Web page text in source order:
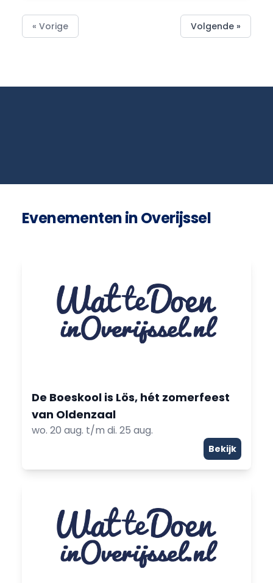
« Vorige Volgende »
Evenementen in Overijssel
De Boeskool is Lös, hét zomerfeest
van Oldenzaal
wo. 20 aug. t/m di. 25 aug.
Bekijk